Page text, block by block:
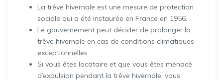
La trêve hivernale est une mesure de protection
sociale qui a été instaurée en France en 1956.
Le gouvernement peut décider de prolonger la
trêve hivernale en cas de conditions climatiques
exceptionnelles.
Si vous êtes locataire et que vous êtes menacé
d’expulsion pendant la trêve hivernale, vous